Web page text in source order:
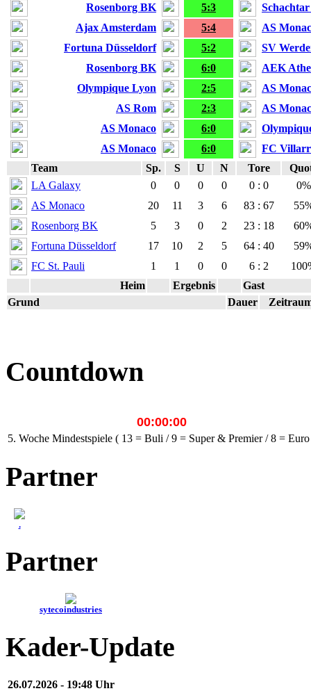
Rosenborg BK
5:3
Ajax Amsterdam
5:4
AS
Fortuna Düsseldorf
5:2
SV
Rosenborg BK
6:0
AEK
Olympique Lyon
2:5
AS
AS Rom
2:3
AS
AS Monaco
6:0
AS Monaco
6:0
FC
Team
Sp. S U N Tore
LA Galaxy
0 0 0 0 0 : 0
0%
AS Monaco
20 11 3 6 83 : 67
Rosenborg BK
5 3 0 2 23 : 18
Fortuna Düsseldorf
17 10 2 5 64 : 40
FC St. Pauli
1 1 0 0 6 : 2
Heim
Ergebnis
Gast
Grund
Dauer
Countdown
00:00:00
5. Woche Mindestspiele ( 13 = Buli / 9 = Super & Premier / 8 =
Partner
.
Partner
sytecoindustries
Kader-Update
26.07.2026 - 19:48 Uhr